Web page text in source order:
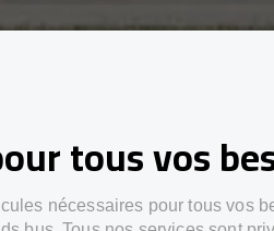
tous vos
nécessaires pour tous vos